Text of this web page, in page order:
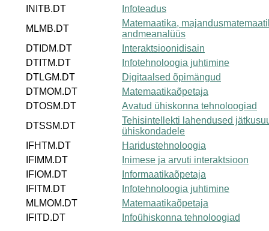
INITB.DT
Infoteadus
MLMB.DT
Matemaatika,
andmeanalüüs
DTIDM.DT
Interaktsioonidisain
DTITM.DT
Infotehnoloogia juhtimine
DTLGM.DT
Digitaalsed õpimängud
DTMOM.DT
Matemaatikaõpetaja
DTOSM.DT
Avatud ühiskonna tehnoloogiad
DTSSM.DT
Tehisintellekti lahendused
ühiskondadele
IFHTM.DT
Haridustehnoloogia
IFIMM.DT
Inimese ja arvuti interaktsioon
IFIOM.DT
Informaatikaõpetaja
IFITM.DT
Infotehnoloogia juhtimine
MLMOM.DT
Matemaatikaõpetaja
IFITD.DT
Infoühiskonna tehnoloogiad